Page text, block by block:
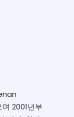
2001년부